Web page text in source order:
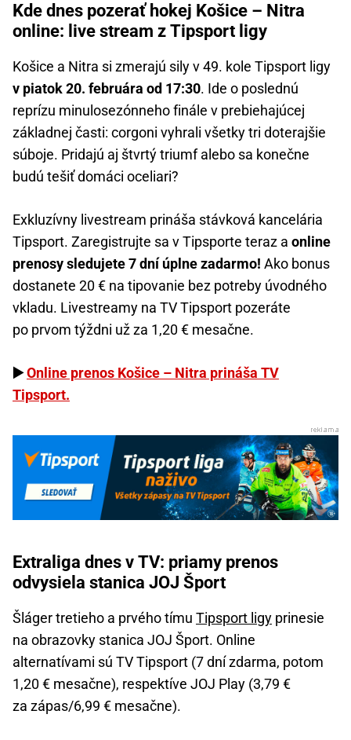
Kde dnes pozerať hokej Košice – Nitra
online: live stream z Tipsport ligy
Košice a Nitra si zmerajú sily v 49. kole Tipsport ligy
v piatok 20. februára od 17:30. Ide o poslednú
reprízu minulosezónneho finále v prebiehajúcej
základnej časti: corgoni vyhrali všetky tri doterajšie
súboje. Pridajú aj štvrtý triumf alebo sa konečne
budú tešiť domáci oceliari?
Exkluzívny livestream prináša stávková kancelária
Tipsport. Zaregistrujte sa v Tipsporte teraz a online
prenosy sledujete 7 dní úplne zadarmo! Ako bonus
dostanete 20 € na tipovanie bez potreby úvodného
vkladu. Livestreamy na TV Tipsport pozeráte
po prvom týždni už za 1,20 € mesačne.
▶️Online prenos Košice – Nitra prináša TV
Tipsport.
Extraliga dnes v TV: priamy prenos
odvysiela stanica JOJ Šport
Šláger tretieho a prvého tímu Tipsport ligy prinesie
na obrazovky stanica JOJ Šport. Online
alternatívami sú TV Tipsport (7 dní zdarma, potom
1,20 € mesačne), respektíve JOJ Play (3,79 €
za zápas/6,99 € mesačne).